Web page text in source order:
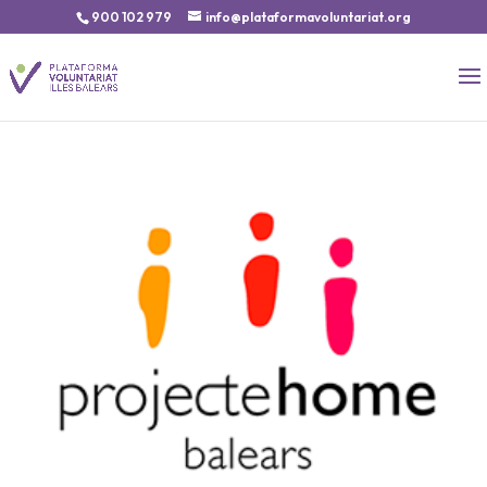
900 102 979 info@plataformavoluntariat.org